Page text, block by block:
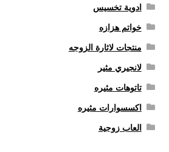
ادوية تخسيس
خواتم هزازه
منتجات لاثارة الزوجه
لانجيري مثير
تاتوهات مثيره
اكسسوارات مثيره
العاب زوجية